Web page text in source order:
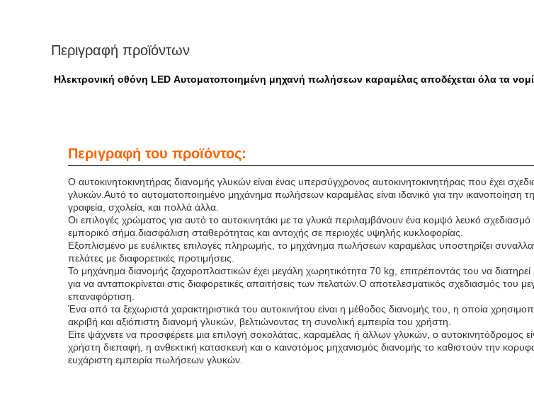
Περιγραφή προϊόντων
Ηλεκτρονική οθόνη LED Αυτοματοποιημένη μηχανή πωλήσεων καραμέλας αποδέχεται όλα τα
Περιγραφή του προϊόντος:
Ο αυτοκινητοκινητήρας διανομής γλυκών είναι ένας υπερσύγχρονος αυτοκινητοκινητήρας που έχει
γλυκών.Αυτό το αυτοματοποιημένο μηχάνημα πωλήσεων καραμέλας είναι ιδανικό για την ικανοποίηση
γραφεία, σχολεία, και πολλά άλλα.
Οι επιλογές χρώματος για αυτό το αυτοκινητάκι με τα γλυκά περιλαμβάνουν ένα κομψό λευκό
εμπορικό σήμα.διασφάλιση σταθερότητας και αντοχής σε περιοχές υψηλής κυκλοφορίας.
Εξοπλισμένο με ευέλικτες επιλογές πληρωμής, το μηχάνημα πωλήσεων καραμέλας υποστηρίζει
πελάτες με διαφορετικές προτιμήσεις.
Το μηχάνημα διανομής ζαχαροπλαστικών έχει μεγάλη χωρητικότητα 70 kg, επιτρέποντάς του να
για να ανταποκρίνεται στις διαφορετικές απαιτήσεις των πελατών.Ο αποτελεσματικός σχεδιασμός
επαναφόρτιση.
Ένα από τα ξεχωριστά χαρακτηριστικά του αυτοκινήτου είναι η μέθοδος διανομής του, η οποία
ακριβή και αξιόπιστη διανομή γλυκών, βελτιώνοντας τη συνολική εμπειρία του χρήστη.
Είτε ψάχνετε να προσφέρετε μια επιλογή σοκολάτας, καραμέλας ή άλλων γλυκών, ο αυτοκινητόδρομος
χρήστη διεπαφή, η ανθεκτική κατασκευή και ο καινοτόμος μηχανισμός διανομής το καθιστούν την
ευχάριστη εμπειρία πωλήσεων γλυκών.